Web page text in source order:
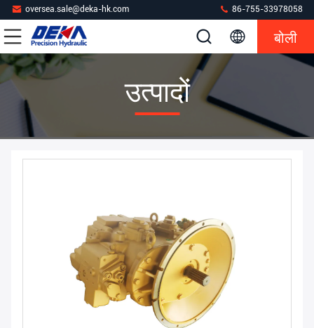
oversea.sale@deka-hk.com 86-755-33978058
बोली
उत्पादों